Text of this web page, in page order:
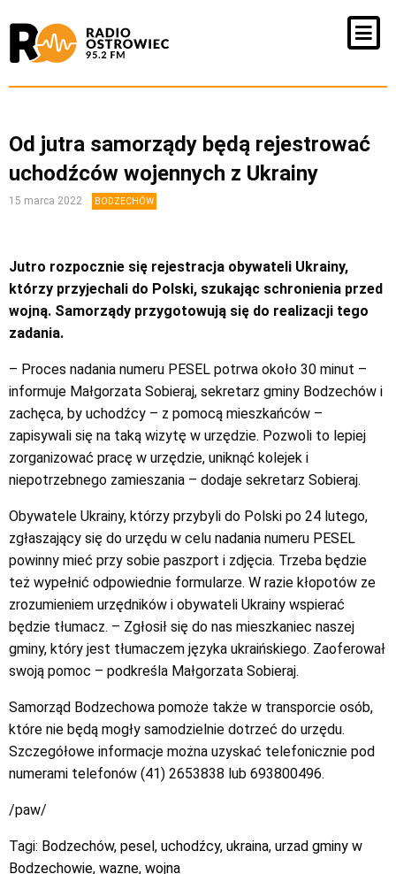
Od jutra samorządy będą rejestrować
uchodźców wojennych z Ukrainy
15 marca 2022 BODZECHÓW
Jutro rozpocznie się rejestracja obywateli Ukrainy,
którzy przyjechali do Polski, szukając schronienia przed
wojną. Samorządy przygotowują się do realizacji tego
zadania.
– Proces nadania numeru PESEL potrwa około 30 minut –
informuje Małgorzata Sobieraj, sekretarz gminy Bodzechów i
zachęca, by uchodźcy – z pomocą mieszkańców –
zapisywali się na taką wizytę w urzędzie. Pozwoli to lepiej
zorganizować pracę w urzędzie, uniknąć kolejek i
niepotrzebnego zamieszania – dodaje sekretarz Sobieraj.
Obywatele Ukrainy, którzy przybyli do Polski po 24 lutego,
zgłaszający się do urzędu w celu nadania numeru PESEL
powinny mieć przy sobie paszport i zdjęcia. Trzeba będzie
też wypełnić odpowiednie formularze. W razie kłopotów ze
zrozumieniem urzędników i obywateli Ukrainy wspierać
będzie tłumacz. – Zgłosił się do nas mieszkaniec naszej
gminy, który jest tłumaczem języka ukraińskiego. Zaoferował
swoją pomoc – podkreśla Małgorzata Sobieraj.
Samorząd Bodzechowa pomoże także w transporcie osób,
które nie będą mogły samodzielnie dotrzeć do urzędu.
Szczegółowe informacje można uzyskać telefonicznie pod
numerami telefonów (41) 2653838 lub 693800496.
/paw/
Tagi: Bodzechów, pesel, uchodźcy, ukraina, urzad gminy w
Bodzechowie, wazne, wojna